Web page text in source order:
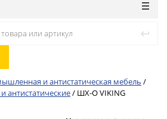
и антистатическая мебель /
/ ШХ-О VIKING